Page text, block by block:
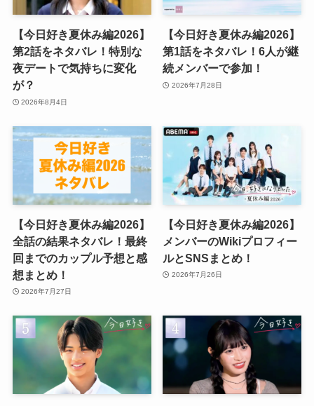
【今日好き夏休み編2026】
第2話をネタバレ！特別な
夜デートで気持ちに変化
が？
2026年8月4日
【今日好き夏休み編2026】
第1話をネタバレ！6人が継
続メンバーで参加！
2026年7月28日
【今日好き夏休み編2026】
全話の結果ネタバレ！最終
回までのカップル予想と感
想まとめ！
2026年7月27日
【今日好き夏休み編2026】
メンバーのWikiプロフィー
ルとSNSまとめ！
2026年7月26日